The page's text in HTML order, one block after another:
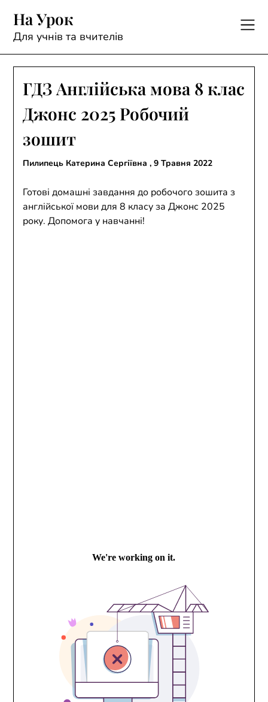
content
На Урок
Для учнів та вчителів
ГДЗ Англійська мова 8 клас
Джонс 2025 Робочий
зошит
Пилипець Катерина Сергіївна ,9 Травня 2022
Готові домашні завдання до робочого зошита з
англійської мови для 8 класу за Джонс 2025
року. Допомога у навчанні!